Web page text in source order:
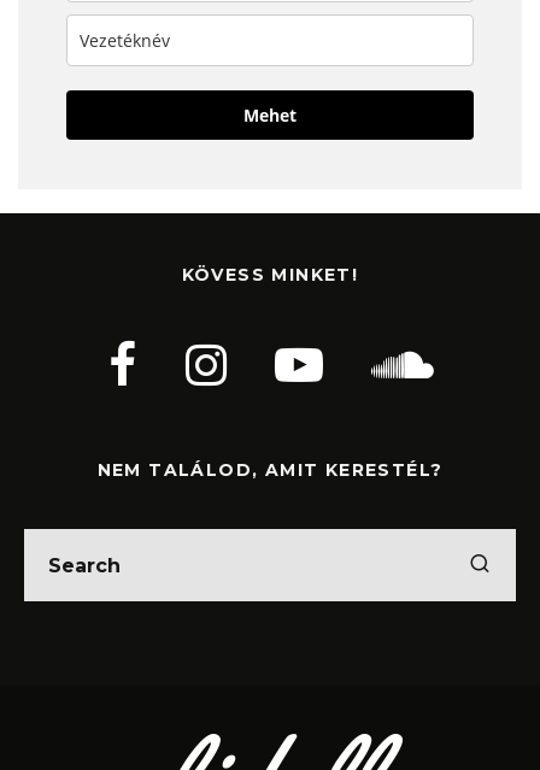
Mehet
KÖVESS MINKET!
NEM TALÁLOD, AMIT KERESTÉL?